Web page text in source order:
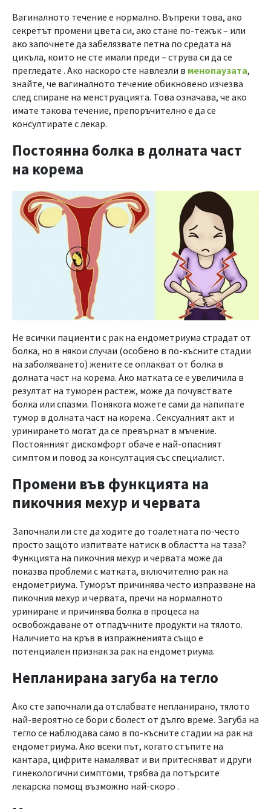
Вагиналното течение е нормално. Въпреки това, ако
секретът промени цвета си, ако стане по-тежък – или
ако започнете да забелязвате петна по средата на
цикъла, които не сте имали преди – струва си да се
прегледате . Ако наскоро сте навлезли в менопаузата,
знайте, че вагиналното течение обикновено изчезва
след спиране на менструацията. Това означава, че ако
имате такова течение, препоръчително е да се
консултирате с лекар.
Постоянна болка в долната част
на корема
Не всички пациенти с рак на ендометриума страдат от
болка, но в някои случаи (особено в по-късните стадии
на заболяването) жените се оплакват от болка в
долната част на корема. Ако матката се е увеличила в
резултат на туморен растеж, може да почувствате
болка или спазми. Понякога можете сами да напипате
тумор в долната част на корема . Сексуалният акт и
уринирането могат да се превърнат в мъчение.
Постоянният дискомфорт обаче е най-опасният
симптом и повод за консултация със специалист.
Промени във функцията на
пикочния мехур и червата
Започнали ли сте да ходите до тоалетната по-често
просто защото изпитвате натиск в областта на таза?
Функцията на пикочния мехур и червата може да
показва проблеми с матката, включително рак на
ендометриума. Туморът причинява често изпразване на
пикочния мехур и червата, пречи на нормалното
уриниране и причинява болка в процеса на
освобождаване от отпадъчните продукти на тялото.
Наличието на кръв в изпражненията също е
потенциален признак за рак на ендометриума.
Непланирана загуба на тегло
Ако сте започнали да отслабвате непланирано, тялото
най-вероятно се бори с болест от дълго време. Загуба на
тегло се наблюдава само в по-късните стадии на рак на
ендометриума. Ако всеки път, когато стъпите на
кантара, цифрите намаляват и ви притесняват и други
гинекологични симптоми, трябва да потърсите
лекарска помощ възможно най-скоро .